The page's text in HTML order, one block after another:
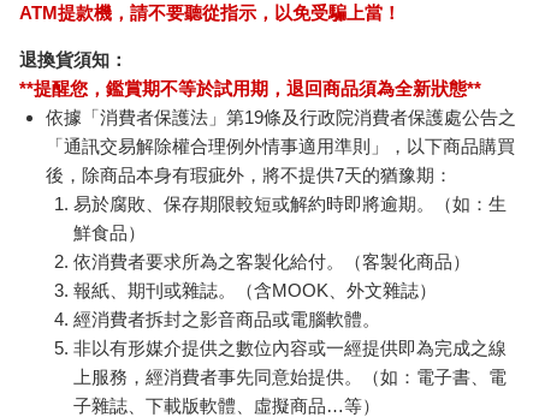
ATM提款機，請不要聽從指示，以免受騙上當！
退換貨須知：
**提醒您，鑑賞期不等於試用期，退回商品須為全新狀態**
依據「消費者保護法」第19條及行政院消費者保護處公告之
「通訊交易解除權合理例外情事適用準則」，以下商品購買
後，除商品本身有瑕疵外，將不提供7天的猶豫期：
易於腐敗、保存期限較短或解約時即將逾期。（如：生
鮮食品）
依消費者要求所為之客製化給付。（客製化商品）
報紙、期刊或雜誌。（含MOOK、外文雜誌）
經消費者拆封之影音商品或電腦軟體。
非以有形媒介提供之數位內容或一經提供即為完成之線
上服務，經消費者事先同意始提供。（如：電子書、電
子雜誌、下載版軟體、虛擬商品…等）